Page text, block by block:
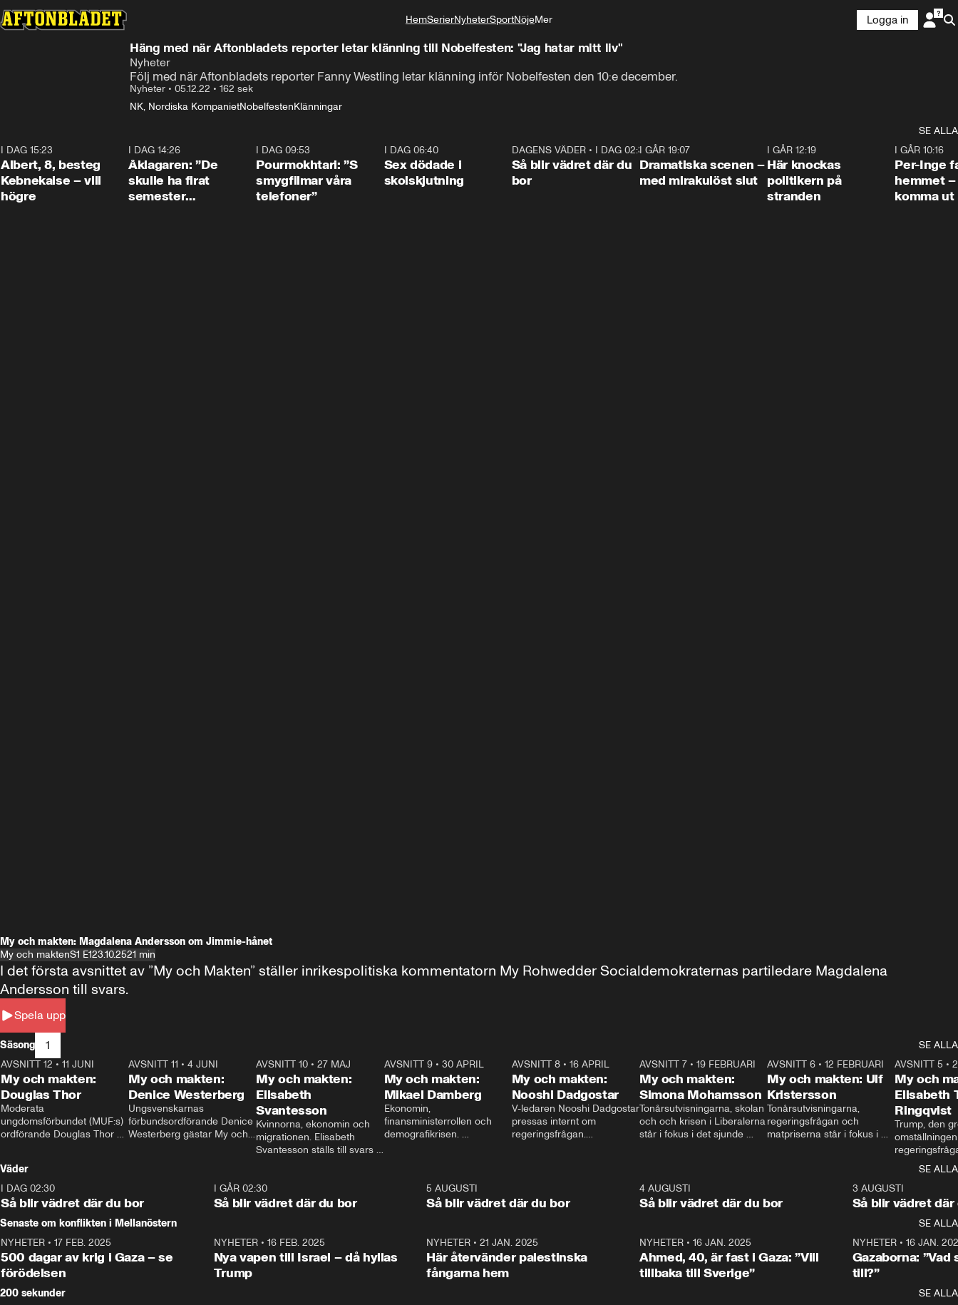
HemSerierNyheterSportNöjeMer
Livsstil
Logga in
Häng med när Aftonbladets reporter letar klänning till Nobelfesten: "Jag hatar mitt liv"
Nyheter
Följ med när Aftonbladets reporter Fanny Westling letar klänning inför Nobelfesten den 10:e december.
Nyheter • 05.12.22 • 162 sek
NK, Nordiska KompanietNobelfestenKlänningar
SE ALLA
I DAG 15:23
Albert, 8, besteg
Kebnekaise – vill
högre
I DAG 14:26
Åklagaren: ”De
skulle ha firat
semester
I DAG 09:53
Pourmokhtari: ”S
smygfilmar våra
telefoner”
I DAG 06:40
Sex dödade i
skolskjutning
1:06
DAGENS VÄDER• I DAG 02:30
Så blir vädret där du
bor
I GÅR 19:07
Dramatiska scenen –
med mirakulöst slut
I GÅR 12:19
Här knockas
politikern på
stranden
I GÅR 10:16
Per-Inge
hemmet
komma ut
My och makten: Magdalena Andersson om Jimmie-hånet
My och maktenS1 E123.10.2521 min
Spela upp
I det första avsnittet av ”My och Makten” ställer inrikespolitiska kommentatorn My Rohwedder Socialdemokraternas partiledare Magdalena
Andersson till svars.
Säsong 1
SE ALLA
26:27
AVSNITT 12 • 11 JUNI
My och makten:
Douglas Thor
Moderata
ungdomsförbundet (MUF:s)
ordförande Douglas Thor
tonårsutvisningarna och hur
Moderaterna ska locka
väljare till valet i höst.
23:40
AVSNITT 11 •4 JUNI
My och makten:
Denice Westerberg
Ungsvenskarnas
förbundsordförande Denice
Westerberg gästar My och
AVSNITT 10 •27 MAJ
My och makten:
Elisabeth
Svantesson
Kvinnorna, ekonomin och
migrationen. Elisabeth
Svantesson ställs till svars
AVSNITT 9• 30 APRIL
My och makten:
Mikael Damberg
Ekonomin,
finansministerrollen och
demografikrisen.
och Makten.
AVSNITT 8• 16 APRIL
My och makten:
Nooshi Dadgostar
V-ledaren Nooshi Dadgostar
pressas internt om
regeringsfrågan.
– Vi ställer upp i val. Ska vi
vara med så sitter vi förstås
24:30
AVSNITT 7• 19 FEBRUARI
My och makten:
Simona Mohamsson
Tonårsutvisningarna, skolan
och och krisen i Liberalerna
står i fokus i det sjunde
kommentator My
Rohwedder ställer
utbildnings- och
Mohamsson till svars.
27:30
AVSNITT 6 •12 FEBRUARI
My och makten: Ulf
Kristersson
Tonårsutvisningarna,
regeringsfrågan och
matpriserna står i fokus i
Rohwedder ställer
statsminister Ulf Kristersson
AVSNITT 5 •
My och
Elisabeth
Ringqvist
Trump, den
centrum i
avsnittet av
Makten”. Se
Aftonbladets
Rohwedder
Thand Ring
Väder
SE ALLA
I DAG 02:30
Så blir vädret där du bor
1:06
I GÅR 02:30
Så blir vädret där du bor
5 AUGUSTI
Så blir vädret där du bor
4 AUGUSTI
Så blir vädret där du bor
3 AUGUSTI
Så blir vädret där
Senaste om konflikten i Mellanöstern
SE ALLA
NYHETER • 17 FEB. 2025
500 dagar av krig i Gaza – se
förödelsen
NYHETER• 16 FEB. 2025
Nya vapen till Israel – då hyllas
Trump
NYHETER •21 JAN. 2025
Här återvänder palestinska
fångarna hem
NYHETER• 16 JAN. 2025
Ahmed, 40, är fast i Gaza: ”Vill
tillbaka till Sverige”
NYHETER• 16 JAN.
Gazaborna:
till?”
200 sekunder
SE ALLA